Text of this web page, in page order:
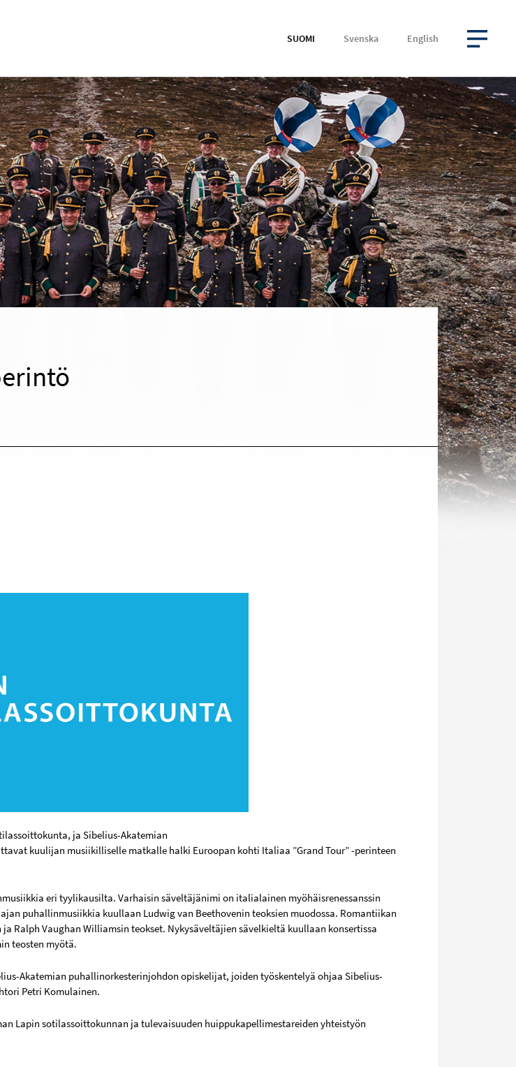
SUOMI Svenska English
AVAA VALIKKO
ja Sibelius-Akatemian
kuulijan musiikilliselle matkalle halki Euroopan kohti Italiaa ”Grand Tour” -perinteen
eri tyylikausilta. Varhaisin säveltäjänimi on italialainen myöhäisrenessanssin
puhallinmusiikkia kuullaan Ludwig van Beethovenin teoksien muodossa. Romantiikan
Ralph Vaughan Williamsin teokset. Nykysäveltäjien sävelkieltä kuullaan konsertissa
teosten myötä.
Akatemian puhallinorkesterinjohdon opiskelijat, joiden työskentelyä ohjaa Sibelius-
Petri Komulainen.
Lapin sotilassoittokunnan ja tulevaisuuden huippukapellimestareiden yhteistyön